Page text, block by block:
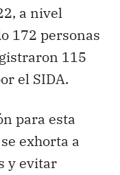
a nivel
172 personas
115
el SIDA.
para esta
exhorta a
y evitar